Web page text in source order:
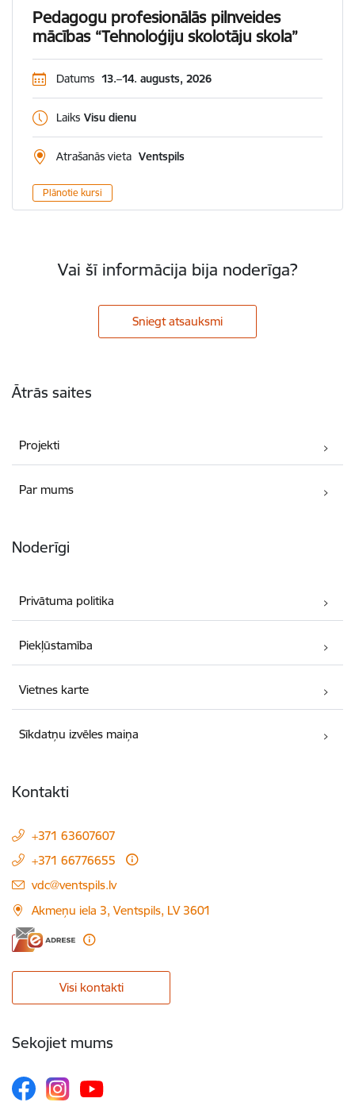
Pedagogu profesionālās pilnveides
mācības “Tehnoloģiju skolotāju skola”
Datums 13.–14. augusts, 2026
Laiks Visu dienu
Atrašanās vieta Ventspils
Plānotie kursi
Vai šī informācija bija noderīga?
Sniegt atsauksmi
Ātrās saites
Projekti
Par mums
Noderīgi
Privātuma politika
Piekļūstamība
Vietnes karte
Sīkdatņu izvēles maiņa
Kontakti
+371 63607607
+371 66776655
E-pasts:
vdc@ventspils.lv
Akmeņu iela 3, Ventspils, LV 3601
Visi kontakti
Sekojiet mums